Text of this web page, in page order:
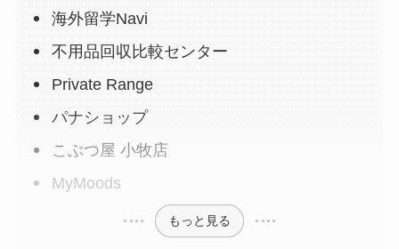
海外留学Navi
不用品回収比較センター
Private Range
パナショップ
こぶつ屋 小牧店
MyMoods
もっと見る